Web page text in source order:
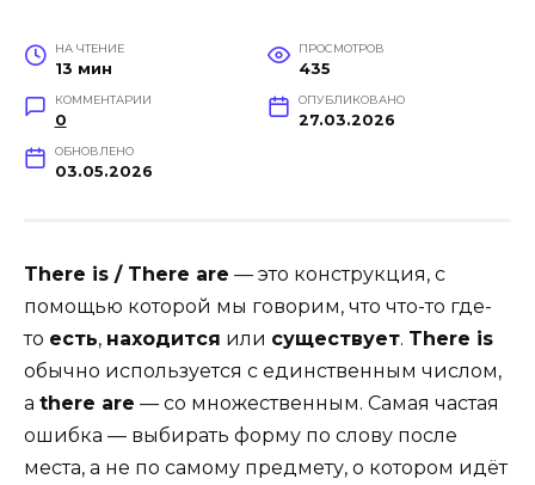
НА ЧТЕНИЕ
13 мин
ПРОСМОТРОВ
435
КОММЕНТАРИИ
0
ОПУБЛИКОВАНО
27.03.2026
ОБНОВЛЕНО
03.05.2026
There is / There are — это конструкция, с
помощью которой мы говорим, что что-то где-
то есть, находится или существует. There is
обычно используется с единственным числом,
а there are — со множественным. Самая частая
ошибка — выбирать форму по слову после
места, а не по самому предмету, о котором идёт